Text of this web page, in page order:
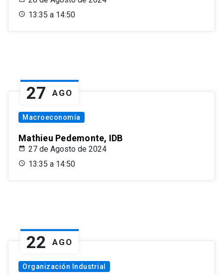
13:35 a 14:50
27 AGO
Macroeconomía
Mathieu Pedemonte, IDB
27 de Agosto de 2024
13:35 a 14:50
22 AGO
Organización Industrial